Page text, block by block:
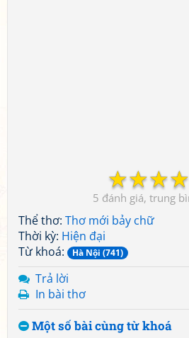
☆
☆
☆
☆
5
Thể thơ: Thơ mới bảy chữ
Thời kỳ: Hiện đại
Từ khoá:
Hà Nội (741)
Trả lời
In bài thơ
Một số bài cùng từ khoá